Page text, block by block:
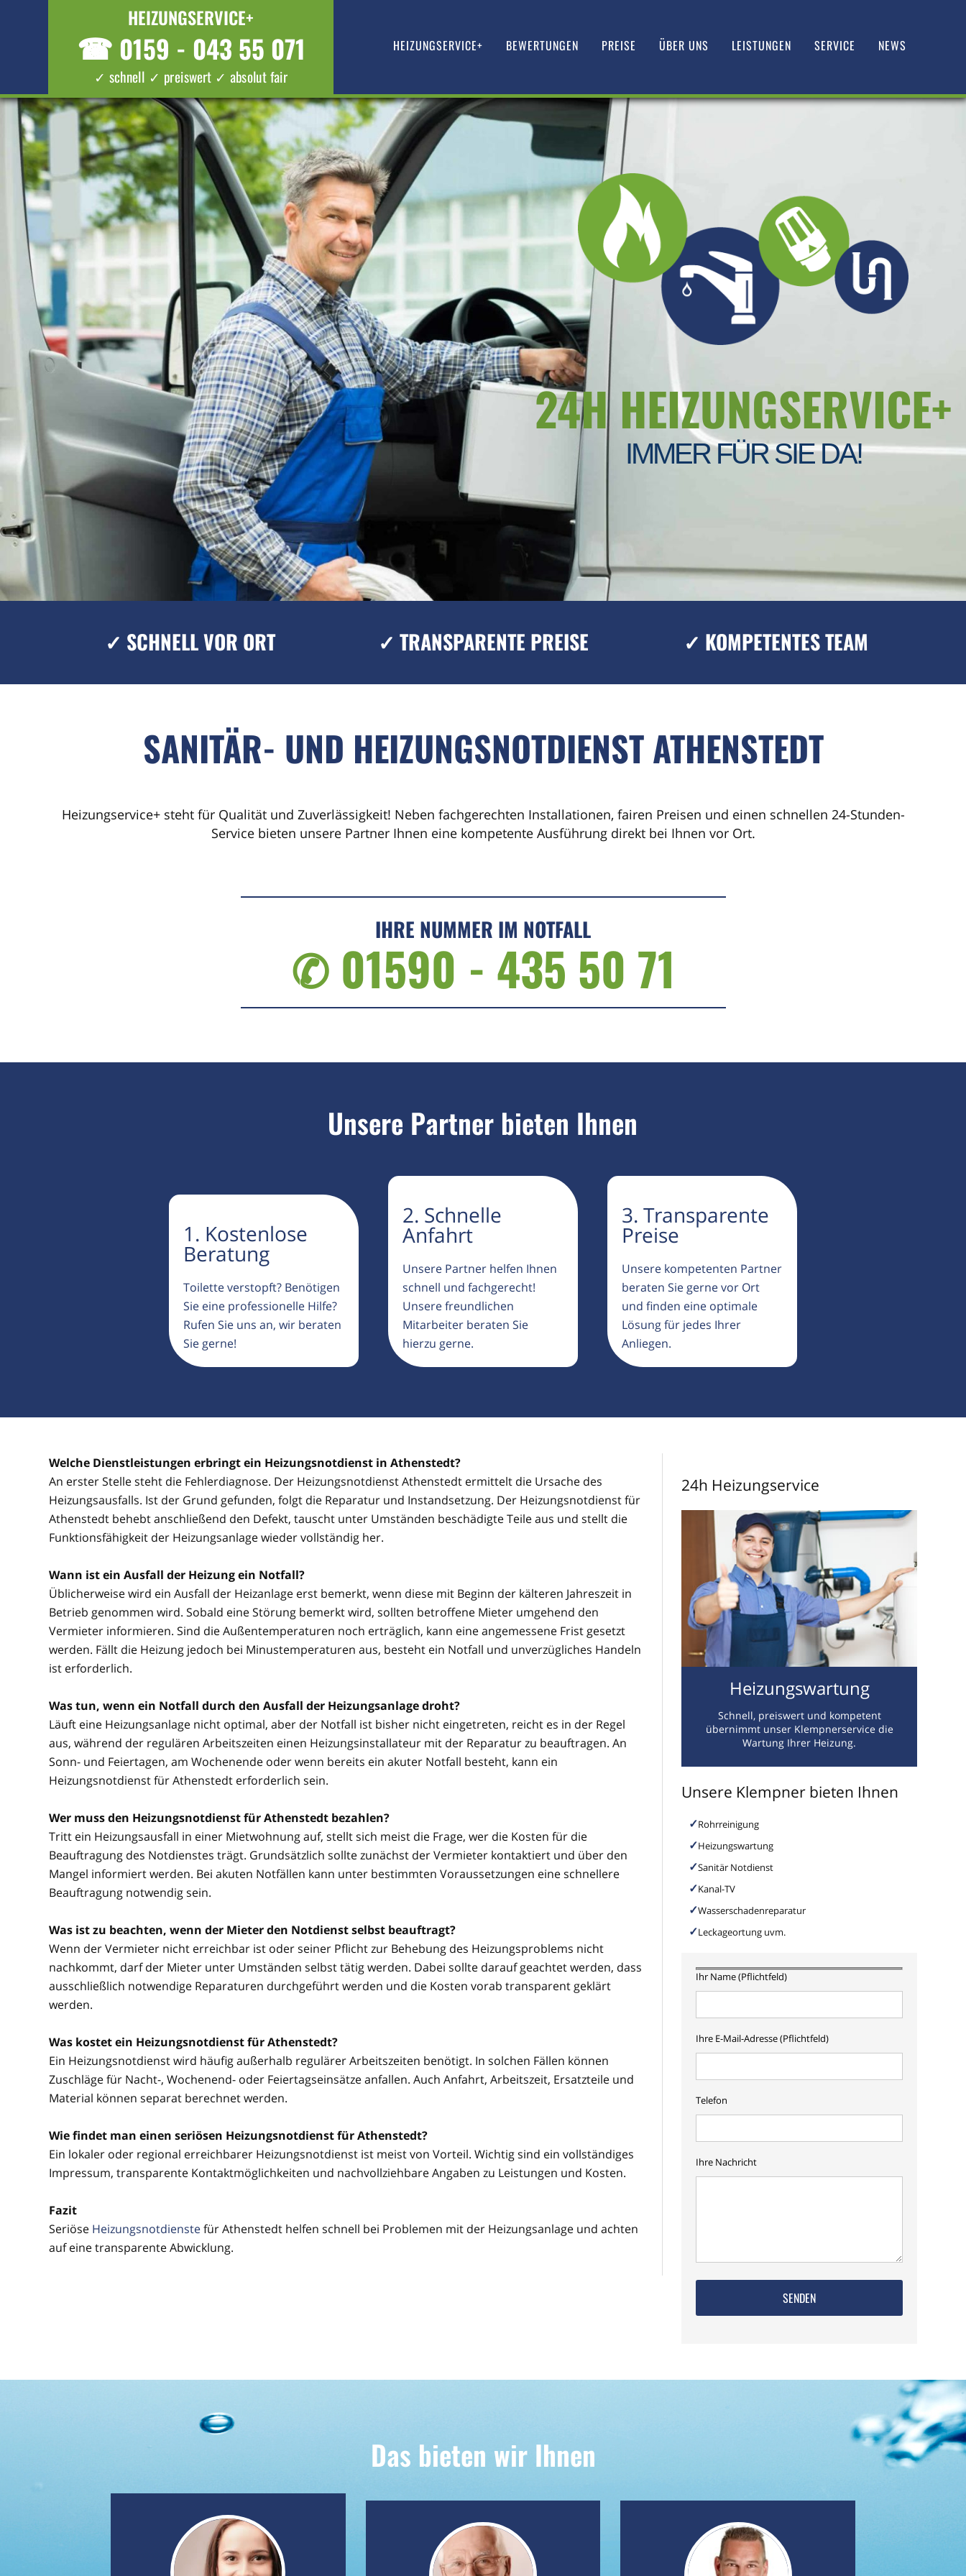
HEIZUNGSERVICE+
☎ 0159 - 043 55 071
✓ schnell ✓ preiswert ✓ absolut fair
HEIZUNGSERVICE+ BEWERTUNGEN PREISE ÜBER UNS LEISTUNGEN SERVICE NEWS
24H HEIZUNGSERVICE+
IMMER FÜR SIE DA!
✓ SCHNELL VOR ORT ✓ TRANSPARENTE PREISE ✓ KOMPETENTES TEAM
SANITÄR- UND HEIZUNGSNOTDIENST ATHENSTEDT
Heizungservice+ steht für Qualität und Zuverlässigkeit! Neben fachgerechten Installationen, fairen Preisen und einen schnellen 24-Stunden-
Service bieten unsere Partner Ihnen eine kompetente Ausführung direkt bei Ihnen vor Ort.
IHRE NUMMER IM NOTFALL
✆ 01590 - 435 50 71
Unsere Partner bieten Ihnen
1. Kostenlose
Beratung
Toilette verstopft? Benötigen
Sie eine professionelle Hilfe?
Rufen Sie uns an, wir beraten
Sie gerne!
2. Schnelle
Anfahrt
Unsere Partner helfen Ihnen
schnell und fachgerecht!
Unsere freundlichen
Mitarbeiter beraten Sie
hierzu gerne.
3. Transparente
Preise
Unsere kompetenten Partner
beraten Sie gerne vor Ort
und finden eine optimale
Lösung für jedes Ihrer
Anliegen.
Welche Dienstleistungen erbringt ein Heizungsnotdienst in Athenstedt?
An erster Stelle steht die Fehlerdiagnose. Der Heizungsnotdienst Athenstedt ermittelt die Ursache des
Heizungsausfalls. Ist der Grund gefunden, folgt die Reparatur und Instandsetzung. Der Heizungsnotdienst für
Athenstedt behebt anschließend den Defekt, tauscht unter Umständen beschädigte Teile aus und stellt die
Funktionsfähigkeit der Heizungsanlage wieder vollständig her.
Wann ist ein Ausfall der Heizung ein Notfall?
Üblicherweise wird ein Ausfall der Heizanlage erst bemerkt, wenn diese mit Beginn der kälteren Jahreszeit in
Betrieb genommen wird. Sobald eine Störung bemerkt wird, sollten betroffene Mieter umgehend den
Vermieter informieren. Sind die Außentemperaturen noch erträglich, kann eine angemessene Frist gesetzt
werden. Fällt die Heizung jedoch bei Minustemperaturen aus, besteht ein Notfall und unverzügliches Handeln
ist erforderlich.
Was tun, wenn ein Notfall durch den Ausfall der Heizungsanlage droht?
Läuft eine Heizungsanlage nicht optimal, aber der Notfall ist bisher nicht eingetreten, reicht es in der Regel
aus, während der regulären Arbeitszeiten einen Heizungsinstallateur mit der Reparatur zu beauftragen. An
Sonn- und Feiertagen, am Wochenende oder wenn bereits ein akuter Notfall besteht, kann ein
Heizungsnotdienst für Athenstedt erforderlich sein.
Wer muss den Heizungsnotdienst für Athenstedt bezahlen?
Tritt ein Heizungsausfall in einer Mietwohnung auf, stellt sich meist die Frage, wer die Kosten für die
Beauftragung des Notdienstes trägt. Grundsätzlich sollte zunächst der Vermieter kontaktiert und über den
Mangel informiert werden. Bei akuten Notfällen kann unter bestimmten Voraussetzungen eine schnellere
Beauftragung notwendig sein.
Was ist zu beachten, wenn der Mieter den Notdienst selbst beauftragt?
Wenn der Vermieter nicht erreichbar ist oder seiner Pflicht zur Behebung des Heizungsproblems nicht
nachkommt, darf der Mieter unter Umständen selbst tätig werden. Dabei sollte darauf geachtet werden, dass
ausschließlich notwendige Reparaturen durchgeführt werden und die Kosten vorab transparent geklärt
werden.
Was kostet ein Heizungsnotdienst für Athenstedt?
Ein Heizungsnotdienst wird häufig außerhalb regulärer Arbeitszeiten benötigt. In solchen Fällen können
Zuschläge für Nacht-, Wochenend- oder Feiertagseinsätze anfallen. Auch Anfahrt, Arbeitszeit, Ersatzteile und
Material können separat berechnet werden.
Wie findet man einen seriösen Heizungsnotdienst für Athenstedt?
Ein lokaler oder regional erreichbarer Heizungsnotdienst ist meist von Vorteil. Wichtig sind ein vollständiges
Impressum, transparente Kontaktmöglichkeiten und nachvollziehbare Angaben zu Leistungen und Kosten.
Fazit
Seriöse Heizungsnotdienstefür Athenstedt helfen schnell bei Problemen mit der Heizungsanlage und achten
auf eine transparente Abwicklung.
24h Heizungservice
Heizungswartung
Schnell, preiswert und kompetent
übernimmt unser Klempnerservice die
Wartung Ihrer Heizung.
Unsere Klempner bieten Ihnen
Rohrreinigung
Heizungswartung
Sanitär Notdienst
Kanal-TV
Wasserschadenreparatur
Leckageortung uvm.
Ihr Name (Pflichtfeld)
Ihre E-Mail-Adresse (Pflichtfeld)
Telefon
Ihre Nachricht
Das bieten wir Ihnen